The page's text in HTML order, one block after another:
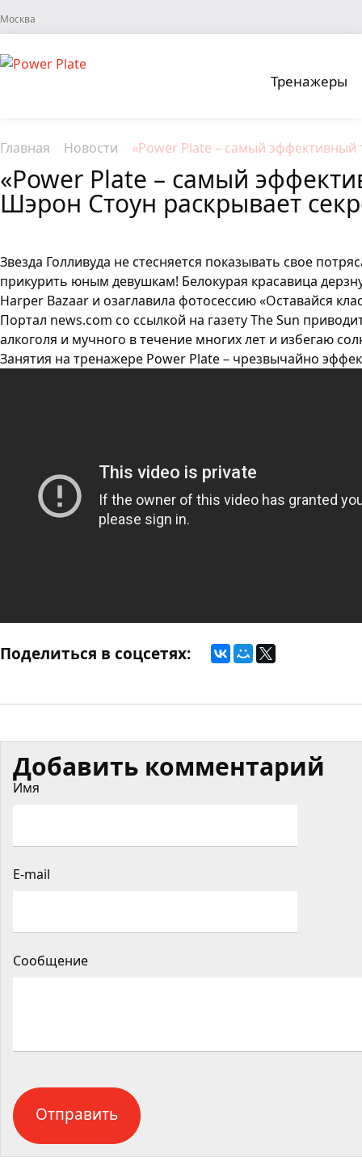
Москва
Тренажеры
Главная Новости «Power Plate – самый
«Power Plate – самый
Шэрон Стоун раскрывает
Звезда Голливуда не стесняется показывать свое
прикурить юным девушкам! Белокурая красавица
Harper Bazaar и озаглавила фотосессию «Оставайся
Портал news.com со ссылкой на газету The Sun
алкоголя и мучного в течение многих лет и избегаю
Занятия на тренажере Power Plate – чрезвычайно
Поделиться в соцсетях:
Добавить комментарий
Имя
E-mail
Сообщение